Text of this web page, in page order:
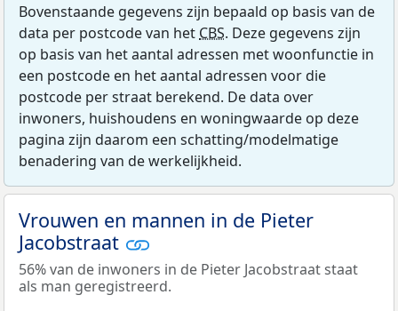
Bovenstaande gegevens zijn bepaald op basis van de
data per postcode van het CBS. Deze gegevens zijn
op basis van het aantal adressen met woonfunctie in
een postcode en het aantal adressen voor die
postcode per straat berekend. De data over
inwoners, huishoudens en woningwaarde op deze
pagina zijn daarom een schatting/modelmatige
benadering van de werkelijkheid.
Vrouwen en mannen in de Pieter
Jacobstraat
56% van de inwoners in de Pieter Jacobstraat staat
als man geregistreerd.